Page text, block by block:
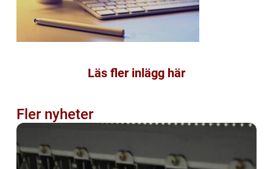
Läs fler inlägg här
Fler nyheter